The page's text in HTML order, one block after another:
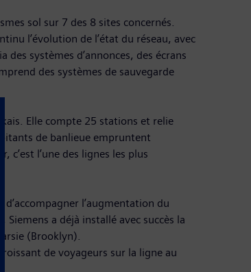
sol sur 7 des 8 sites concernés.
l’évolution de l’état du réseau, avec
systèmes d’annonces, des écrans
des systèmes de sauvegarde
Elle compte 25 stations et relie
de banlieue empruntent
l’une des lignes les plus
l’augmentation du
a déjà installé avec succès la
(Brooklyn).
de voyageurs sur la ligne au